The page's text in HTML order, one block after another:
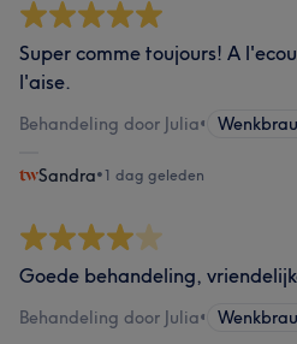
Super comme toujours! A
l'aise.
Behandeling door Julia•
Sandra•1 dag geleden
Goede behandeling,
Behandeling door Julia•